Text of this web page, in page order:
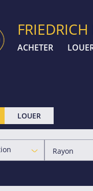
ACHETER
LOUER
Rayon